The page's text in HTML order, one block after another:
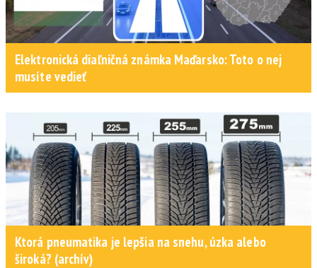
Elektronická diaľničná známka Maďarsko: Toto o nej
musíte vedieť
Ktorá pneumatika je lepšia na snehu, úzka alebo
široká? (archív)